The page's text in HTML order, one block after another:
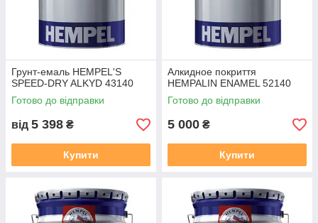
Грунт-емаль HEMPEL'S
SPEED-DRY ALKYD 43140
Готово до відправки
від 5 398 ₴
Купити
Алкидное покриття
HEMPALIN ENAMEL 52140
Готово до відправки
5 000 ₴
Купити